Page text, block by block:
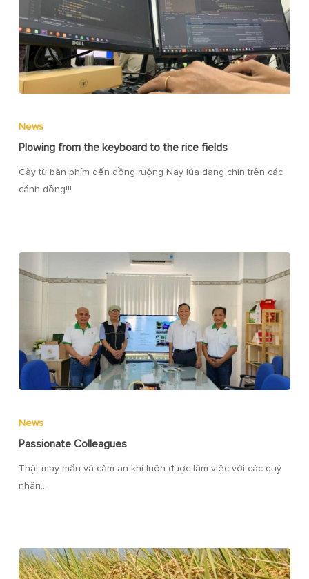
News
Plowing from the keyboard to the rice fields
Cày từ bàn phím đến đồng ruộng Nay lúa đang chín trên các
cánh đồng!!!
News
Passionate Colleagues
Thật may mắn và cảm ân khi luôn được làm việc với các quý
nhân,…